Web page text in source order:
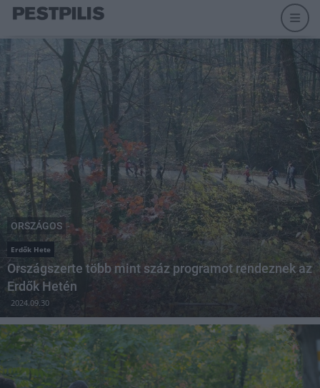
ORSZÁGOS
Erdők Hete
Országszerte több mint száz programot rendeznek az
Erdők Hetén
2024.09.30